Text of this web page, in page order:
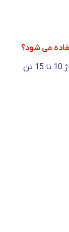
از انواع کامیون تک و جفت می توان برای تناژ 10 تا 15 تن